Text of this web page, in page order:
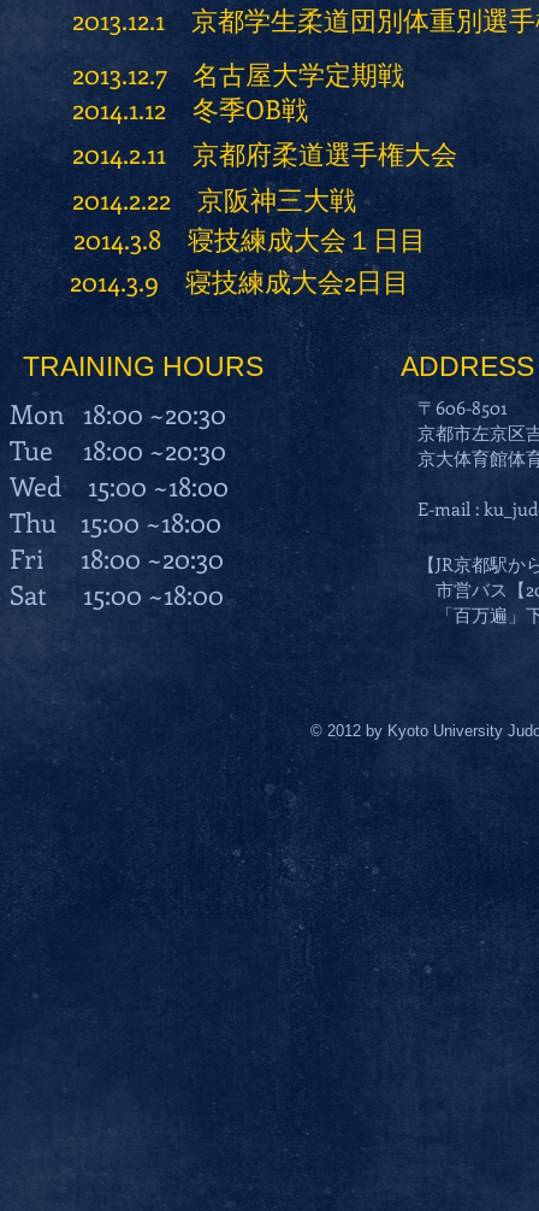
2013.12.7 名古屋大学定期戦
2013.12.1 京都学生柔道団別体重別選
2014.1.12 冬季OB戦
2014.2.11 京都府柔道選手権大会
2014.2.22 京阪神三大戦
2014.3.9 寝技練成大会2日目
2014.3.8 寝技練成大会１日目
TRAINING HOURS
Mon 18:00 ~20:30
Tue 18:00 ~20:30
Wed 15:00 ~18:00
Thu 15:00 ~18:00
Fri 18:00 ~20:30
Sat 15:00 ~18:00
ADDRESS
〒606-8501
京都市左京区
京大体育館体
E-mail :
【JR京都駅か
市営バス【
「百万遍」
© 2012 by Kyoto University